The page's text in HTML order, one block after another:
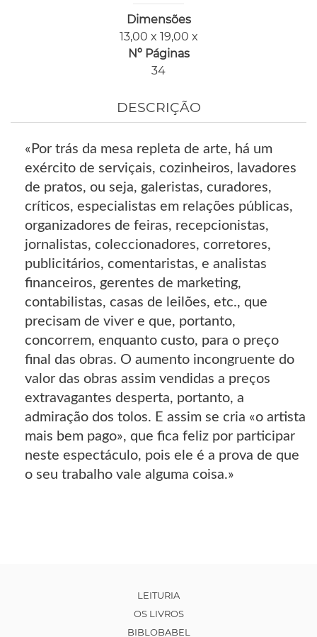
Dimensões
13,00 x 19,00 x
Nº Páginas
34
DESCRIÇÃO
«Por trás da mesa repleta de arte, há um
exército de serviçais, cozinheiros, lavadores
de pratos, ou seja, galeristas, curadores,
críticos, especialistas em relações públicas,
organizadores de feiras, recepcionistas,
jornalistas, coleccionadores, corretores,
publicitários, comentaristas, e analistas
financeiros, gerentes de marketing,
contabilistas, casas de leilões, etc., que
precisam de viver e que, portanto,
concorrem, enquanto custo, para o preço
final das obras. O aumento incongruente do
valor das obras assim vendidas a preços
extravagantes desperta, portanto, a
admiração dos tolos. E assim se cria «o artista
mais bem pago», que fica feliz por participar
neste espectáculo, pois ele é a prova de que
o seu trabalho vale alguma coisa.»
LEITURIA
OS LIVROS
BIBLOBABEL